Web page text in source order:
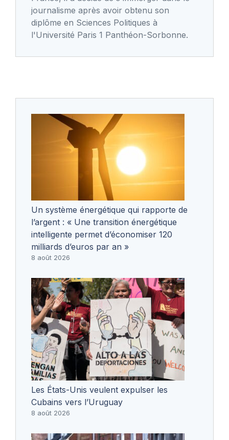
journalisme après avoir obtenu son
diplôme en Sciences Politiques à
l'Université Paris 1 Panthéon-Sorbonne.
Un système énergétique qui rapporte de
l’argent : « Une transition énergétique
intelligente permet d’économiser 120
milliards d’euros par an »
8 août 2026
Les États-Unis veulent expulser les
Cubains vers l’Uruguay
8 août 2026